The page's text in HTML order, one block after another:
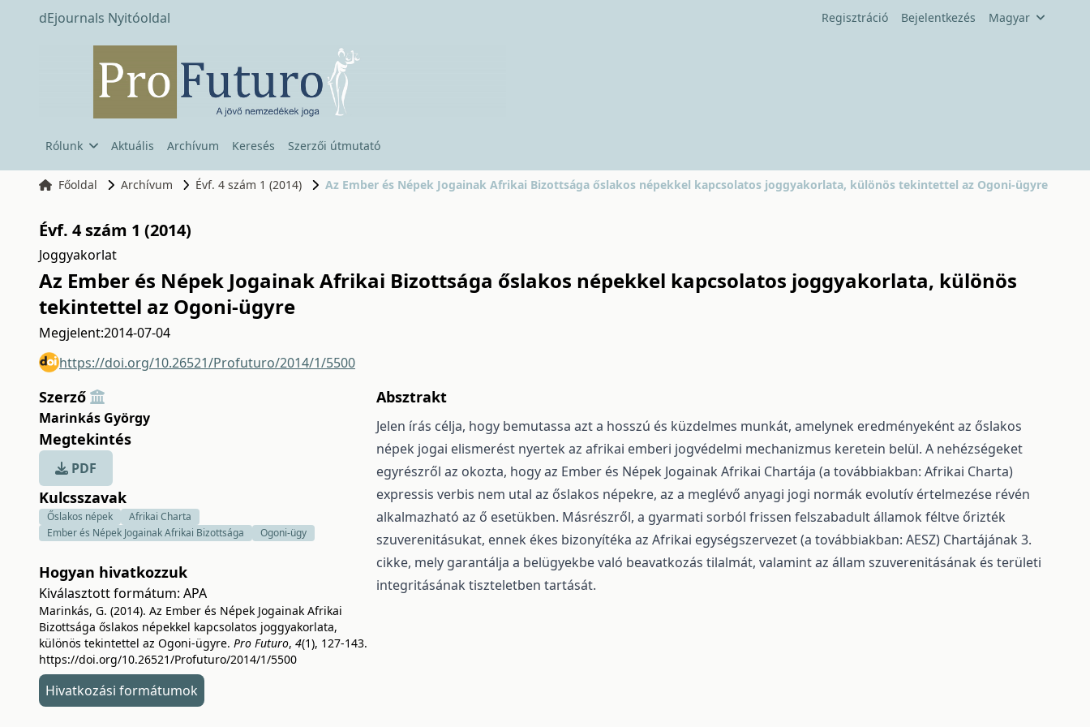
dEjournals Nyitóoldal Regisztráció Bejelentkezés Magyar
Rólunk Aktuális Archívum Keresés Szerzői útmutató
Főoldal Archívum Évf. 4 szám 1 (2014) Az Ember és Népek Jogainak Afrikai Bizottsága őslakos népekkel kapcsolatos joggyakorlata, különös tekintettel az Ogoni-ügyre
Évf. 4 szám 1 (2014)
Joggyakorlat
Az Ember és Népek Jogainak Afrikai Bizottsága őslakos népekkel kapcsolatos joggyakorlata, különös
tekintettel az Ogoni-ügyre
Megjelent:2014-07-04
https://doi.org/10.26521/Profuturo/2014/1/5500
Szerző
Marinkás György
Megtekintés
PDF
Kulcsszavak
Őslakos népek
Afrikai Charta
Ember és Népek Jogainak Afrikai Bizottsága
Ogoni-ügy
Hogyan hivatkozzuk
Kiválasztott formátum: APA
Marinkás, G. (2014). Az Ember és Népek Jogainak Afrikai
Bizottsága őslakos népekkel kapcsolatos joggyakorlata,
különös tekintettel az Ogoni-ügyre. Pro Futuro, 4(1), 127-143.
https://doi.org/10.26521/Profuturo/2014/1/5500
Hivatkozási formátumok
Absztrakt
Jelen írás célja, hogy bemutassa azt a hosszú és küzdelmes munkát, amelynek eredményeként az őslakos
népek jogai elismerést nyertek az afrikai emberi jogvédelmi mechanizmus keretein belül. A nehézségeket
egyrészről az okozta, hogy az Ember és Népek Jogainak Afrikai Chartája (a továbbiakban: Afrikai Charta)
expressis verbis nem utal az őslakos népekre, az a meglévő anyagi jogi normák evolutív értelmezése révén
alkalmazható az ő esetükben. Másrészről, a gyarmati sorból frissen felszabadult államok féltve őrizték
szuverenitásukat, ennek ékes bizonyítéka az Afrikai egységszervezet (a továbbiakban: AESZ) Chartájának 3.
cikke, mely garantálja a belügyekbe való beavatkozás tilalmát, valamint az állam szuverenitásának és területi
integritásának tiszteletben tartását.